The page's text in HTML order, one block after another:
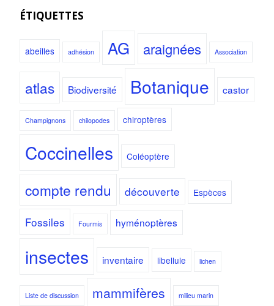
ÉTIQUETTES
abeilles adhésion AG araignées Association
atlas Biodiversité Botanique castor
Champignons chilopodes chiroptères
Coccinelles Coléoptère
compte rendu découverte Espèces
Fossiles Fourmis hyménoptères
insectes inventaire libellule lichen
Liste de discussion mammifères milieu marin